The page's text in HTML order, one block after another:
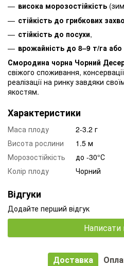
висока морозостійкість
стійкість до грибкових
стійкість до посухи,
врожайність до 8–9 т/га
Смородина чорна Чорний
свіжого споживання,
реалізації на ринку завдяки
якостям.
Характеристики
Маса плоду
2-3.2 г
Висота рослини
1.5 м
Морозостійкість
до -30°С
Колір плоду
Чорний
Відгуки
Додайте перший відгук
Написати
Доставка